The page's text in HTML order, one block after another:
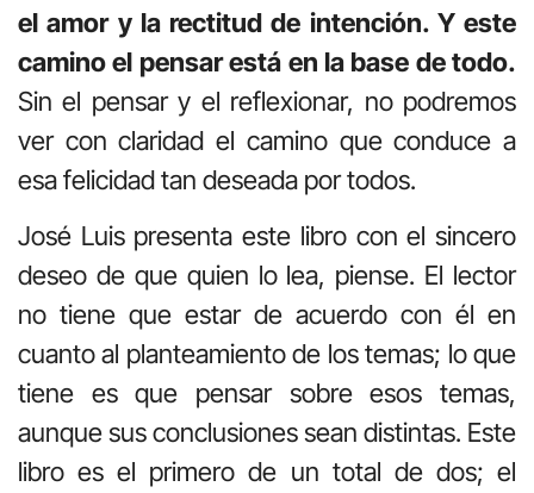
el amor y la rectitud de intención. Y este
camino el pensar está en la base de todo.
Sin el pensar y el reflexionar, no podremos
ver con claridad el camino que conduce a
esa felicidad tan deseada por todos.
José Luis presenta este libro con el sincero
deseo de que quien lo lea, piense. El lector
no tiene que estar de acuerdo con él en
cuanto al planteamiento de los temas; lo que
tiene es que pensar sobre esos temas,
aunque sus conclusiones sean distintas. Este
libro es el primero de un total de dos; el